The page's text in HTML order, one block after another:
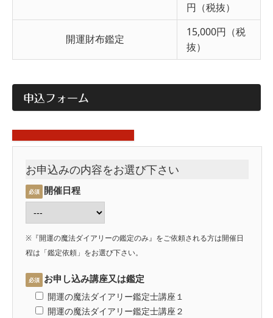
円（税抜）
開運財布鑑定
15,000円（税
抜）
申込フォーム
お申込みの内容をお選び下さい
必須 開催日程
※『開運の魔法ダイアリーの鑑定のみ』をご依頼される方は開催日
程は「鑑定依頼」をお選び下さい。
必須 お申し込み講座又は鑑定
開運の魔法ダイアリー鑑定士講座１
開運の魔法ダイアリー鑑定士講座２